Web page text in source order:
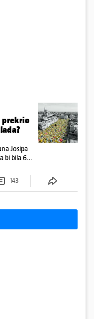
prekrio
Josipa
bi bila 6
kao
143